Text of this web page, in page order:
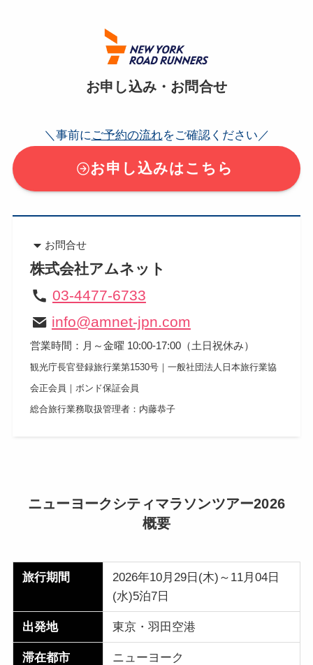
お申し込み・お問合せ
＼事前にご予約の流れをご確認ください／
お申し込みはこちら
お問合せ
株式会社アムネット
03-4477-6733
info@amnet-jpn.com
営業時間：月～金曜 10:00-17:00（土日祝休み）
​観光庁長官登録旅行業第1530号｜一般社団法人日本旅行業協
会正会員｜ボンド保証会員
総合旅行業務取扱管理者：内藤恭子
ニューヨークシティマラソンツアー2026
概要
旅行期間
2026年10月29日(木)～11月04日
(水)5泊7日
出発地 東京・羽田空港
滞在都市 ニューヨーク